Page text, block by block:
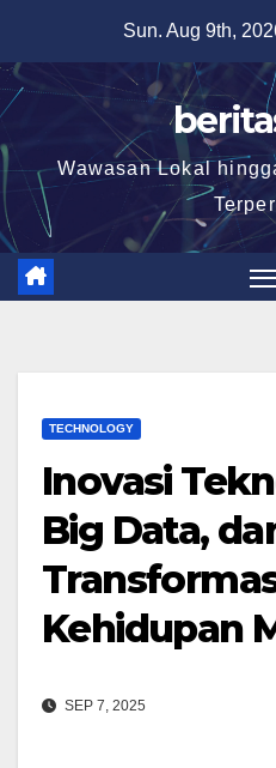
content
Sun. Aug 9th,
Wawasan Lokal
TECHNOLOGY
Inovasi
Big Data,
Kehidupan
SEP 7, 2025